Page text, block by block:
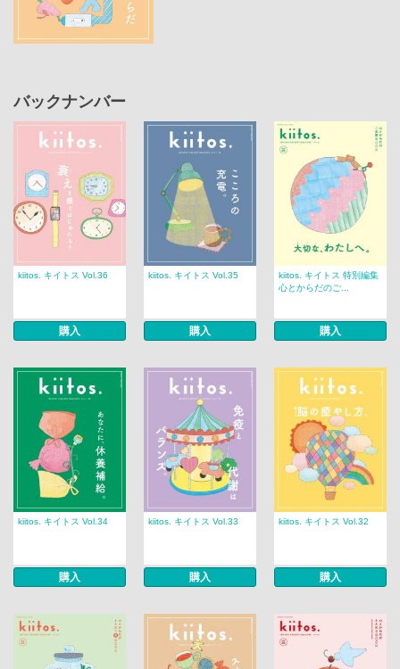
バックナンバー
kiitos. キイトス Vol.36
購入
kiitos. キイトス Vol.35
購入
kiitos. キイトス 特別編集
心とからだのご...
購入
kiitos. キイトス Vol.34
購入
kiitos. キイトス Vol.33
購入
kiitos. キイトス Vol.32
購入